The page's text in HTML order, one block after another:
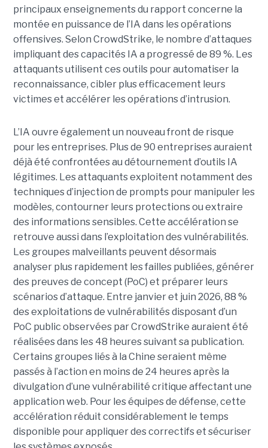
principaux enseignements du rapport concerne la
montée en puissance de l’IA dans les opérations
offensives. Selon CrowdStrike, le nombre d’attaques
impliquant des capacités IA a progressé de 89 %. Les
attaquants utilisent ces outils pour automatiser la
reconnaissance, cibler plus efficacement leurs
victimes et accélérer les opérations d’intrusion.
L’IA ouvre également un nouveau front de risque
pour les entreprises. Plus de 90 entreprises auraient
déjà été confrontées au détournement d’outils IA
légitimes. Les attaquants exploitent notamment des
techniques d’injection de prompts pour manipuler les
modèles, contourner leurs protections ou extraire
des informations sensibles. Cette accélération se
retrouve aussi dans l’exploitation des vulnérabilités.
Les groupes malveillants peuvent désormais
analyser plus rapidement les failles publiées, générer
des preuves de concept (PoC) et préparer leurs
scénarios d’attaque. Entre janvier et juin 2026, 88 %
des exploitations de vulnérabilités disposant d’un
PoC public observées par CrowdStrike auraient été
réalisées dans les 48 heures suivant sa publication.
Certains groupes liés à la Chine seraient même
passés à l’action en moins de 24 heures après la
divulgation d’une vulnérabilité critique affectant une
application web. Pour les équipes de défense, cette
accélération réduit considérablement le temps
disponible pour appliquer des correctifs et sécuriser